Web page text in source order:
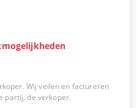
Wij veilen en factureren
partij, de verkoper.